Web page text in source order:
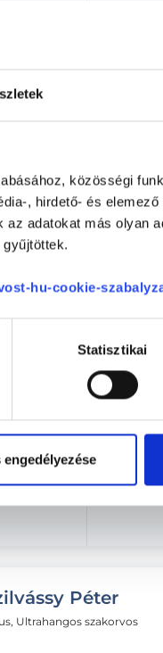
közösségi
, hirdető- és
adatokat más olyan
hu-cookie-
Statisztikai
szakorvos, Radiológus
Adatlap
Következő időpont:
Szombat
Péter
Ultrahangos szakorvos